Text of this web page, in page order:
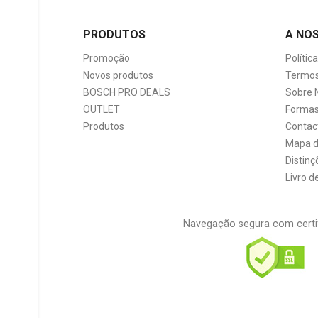
PRODUTOS
Promoção
Novos produtos
BOSCH PRO DEALS
OUTLET
Produtos
A
Sobre
Mapa
Livro
Navegação segura com